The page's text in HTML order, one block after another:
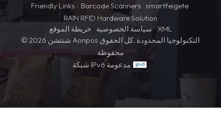
Friendly Links : Barcode Scanners smartfeigete
RAIN RFID Hardware Solution
خريطة الموقع
سياسة الخصوصية
XML
© 2026 شنتشن Aonpos التكنولوجيا المحدودة .كل الحقوق
محفوظة
شبكة IPv6 مدعومة